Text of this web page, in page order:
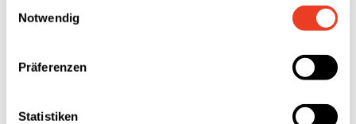
Notwendig
Präferenzen
Statistiken
Kotierung: SIX Swiss Exchange (International
Tickersymbol: SFSN
23.922.930